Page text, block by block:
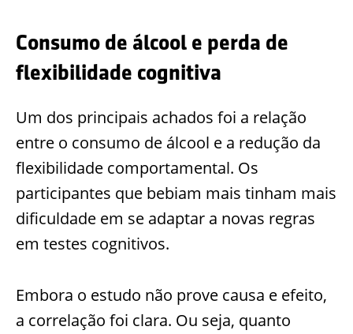
Consumo de álcool e perda de
flexibilidade cognitiva
Um dos principais achados foi a relação
entre o consumo de álcool e a redução da
flexibilidade comportamental. Os
participantes que bebiam mais tinham mais
dificuldade em se adaptar a novas regras
em testes cognitivos.
Embora o estudo não prove causa e efeito,
a correlação foi clara. Ou seja, quanto